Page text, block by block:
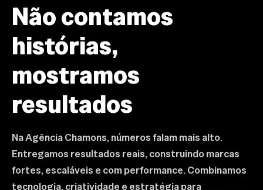
Não contamos
histórias,
mostramos
resultados
Na Agência Chamons, números falam mais alto.
Entregamos resultados reais, construindo marcas
fortes, escaláveis e com performance. Combinamos
tecnologia, criatividade e estratégia para